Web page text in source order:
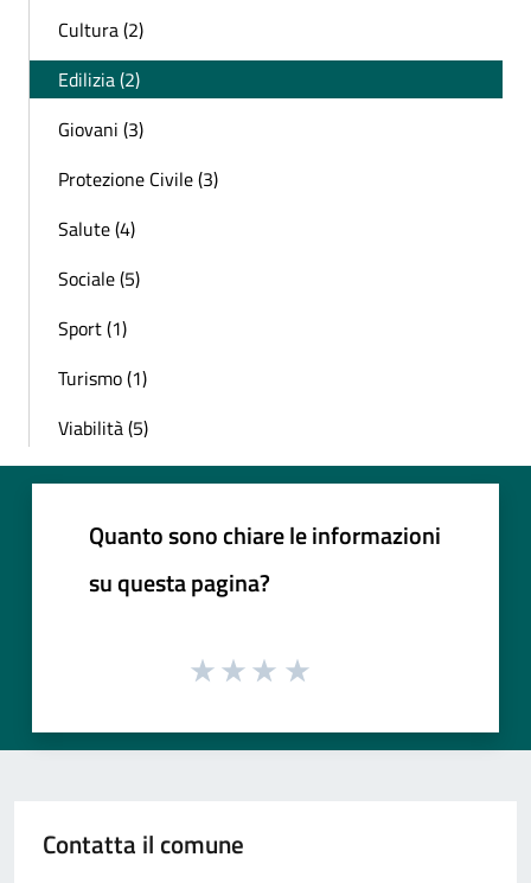
Cultura (2)
Edilizia (2)
Giovani (3)
Protezione Civile (3)
Salute (4)
Sociale (5)
Sport (1)
Turismo (1)
Viabilità (5)
Quanto sono chiare le informazioni
su questa pagina?
Contatta il comune